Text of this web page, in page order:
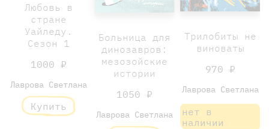
Любовь в
стране
Уайледу.
Сезон 1
1000 ₽
Лаврова Светлана
Купить
Больница для
динозавров:
мезозойские
истории
1050 ₽
Лаврова Светлана
Трилобиты не
виноваты
970 ₽
Лаврова Светлана
нет в
наличии